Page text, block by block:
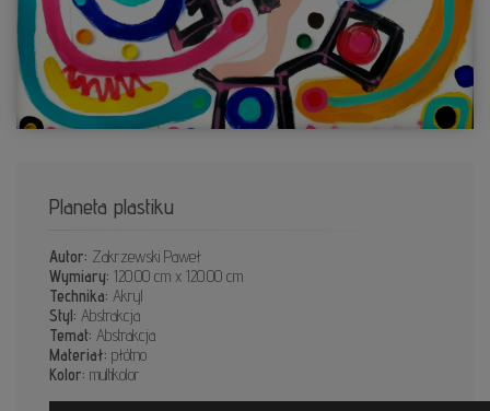
Planeta plastiku
Autor: Zakrzewski Paweł
Wymiary: 120.00 cm x 120.00 cm
Technika: Akryl
Styl: Abstrakcja
Temat: Abstrakcja
Materiał: płótno
Kolor: multikolor